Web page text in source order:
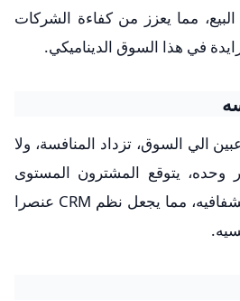
مما يعزز من كفاءة الشركات
في هذا السوق الديناميكي.
الي السوق، تزداد المنافسة، ولا
وحده، يتوقع المشترون المستوى
العالي من الاحترافية والشفافيه، مما يجعل نظم CRM عنصرا